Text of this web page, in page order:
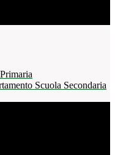
Scuola Secondaria